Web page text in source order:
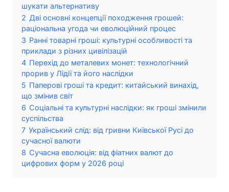
шукати альтернативу
2 Дві основні концепції походження грошей:
раціональна угода чи еволюційний процес
3 Ранні товарні гроші: культурні особливості та
приклади з різних цивілізацій
4 Перехід до металевих монет: технологічний
прорив у Лідії та його наслідки
5 Паперові гроші та кредит: китайський винахід,
що змінив світ
6 Соціальні та культурні наслідки: як гроші змінили
суспільства
7 Український слід: від гривни Київської Русі до
сучасної валюти
8 Сучасна еволюція: від фіатних валют до
цифрових форм у 2026 році